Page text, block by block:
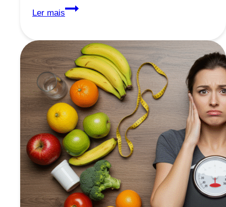
Ler mais
Emagreça
Sem
Sofrimento:
Dicas
Práticas
para
Iniciar
Hoje
Mesmo